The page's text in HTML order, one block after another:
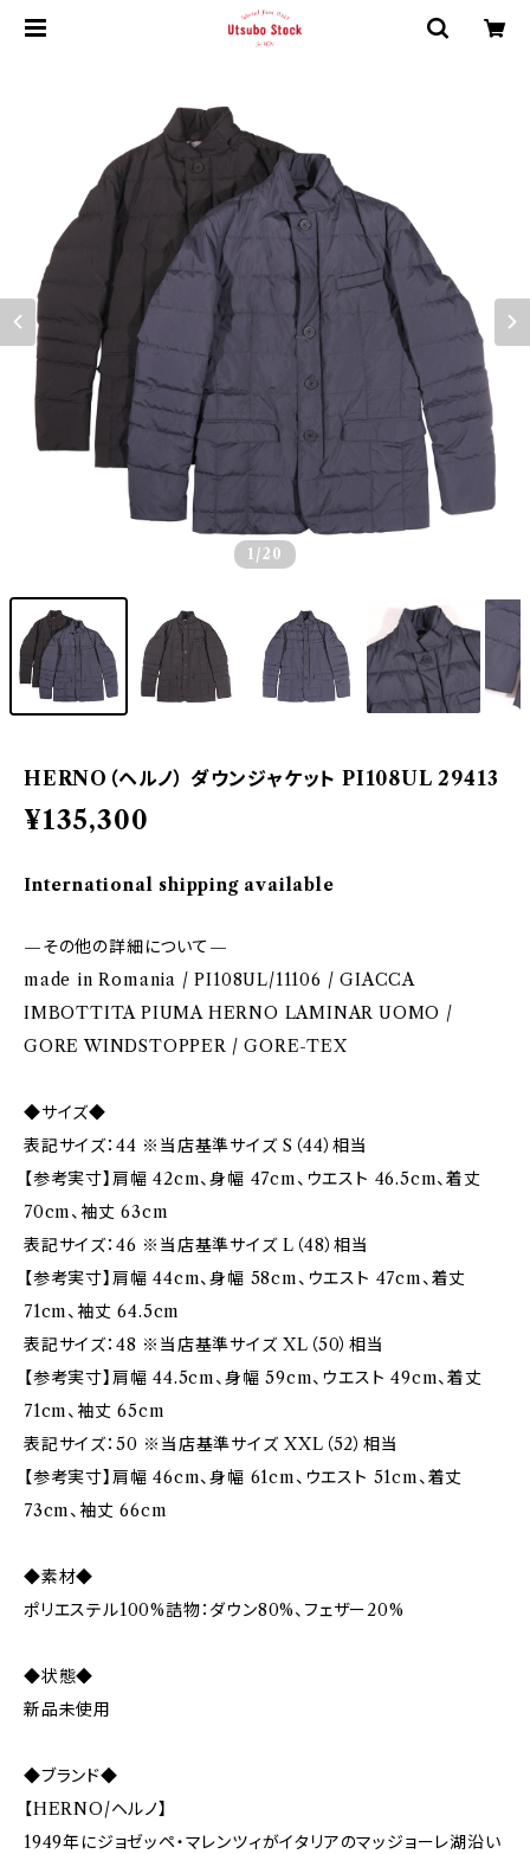
1 /20
HERNO（ヘルノ） ダウンジャケット PI108UL 29413
¥135,300
International shipping available
—その他の詳細について—
made in Romania / PI108UL/11106 / GIACCA
IMBOTTITA PIUMA HERNO LAMINAR UOMO /
GORE WINDSTOPPER / GORE-TEX
◆サイズ◆
表記サイズ：44 ※当店基準サイズ S（44）相当
【参考実寸】肩幅 42cm、身幅 47cm、ウエスト 46.5cm、着丈
70cm、袖丈 63cm
表記サイズ：46 ※当店基準サイズ L（48）相当
【参考実寸】肩幅 44cm、身幅 58cm、ウエスト 47cm、着丈
71cm、袖丈 64.5cm
表記サイズ：48 ※当店基準サイズ XL（50）相当
【参考実寸】肩幅 44.5cm、身幅 59cm、ウエスト 49cm、着丈
71cm、袖丈 65cm
表記サイズ：50 ※当店基準サイズ XXL（52）相当
【参考実寸】肩幅 46cm、身幅 61cm、ウエスト 51cm、着丈
73cm、袖丈 66cm
◆素材◆
ポリエステル100%詰物：ダウン80%、フェザー20%
◆状態◆
新品未使用
◆ブランド◆
【HERNO/ヘルノ】
1949年にジョゼッペ・マレンツィがイタリアのマッジョーレ湖沿い